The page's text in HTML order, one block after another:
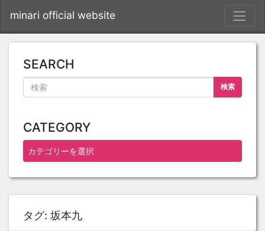
minari official website
タグ: 坂本九
SEARCH
検索
CATEGORY